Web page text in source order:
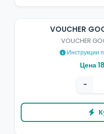
VOUCHER
VOUCHER
Инструкции
Цена
−